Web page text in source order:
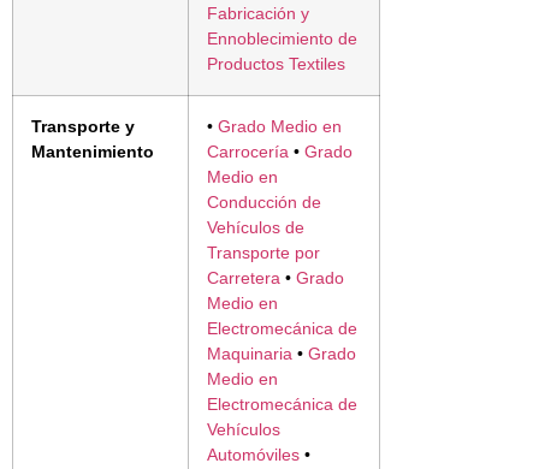
Fabricación y
Ennoblecimiento de
Productos Textiles
Transporte y
Mantenimiento
• Grado Medio en
Carrocería • Grado
Medio en
Conducción de
Vehículos de
Transporte por
Carretera • Grado
Medio en
Electromecánica de
Maquinaria • Grado
Medio en
Electromecánica de
Vehículos
Automóviles •